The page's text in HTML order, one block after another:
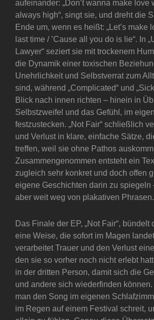
aufeinander: „Don’t wanna make love
always high“, singt sie, und dreht die
Ende um, wenn es heißt: „Let’s make
last time / ’Cause all you do is lie“. In
Lawyer“ seziert sie mit trockenem
die Dynamik einer toxischen
Unehrlichkeit und Selbstverrat zum
sind, während „Complicated“ und
Blick nach innen richten – hinein in
Selbstzweifel und das Gefühl, im
festzustecken. „Not Fair“ schließlich
und Verlust in klare, einfache Sätze,
treffen, weil sie ohne Pathos
Zusammengenommen entsteht ein
zugleich sehr konkret und doch offen
eigene Geschichten darin zu spiegeln
aber weit weg von plakativen Phrasen.
Das Finale der EP, „Not Fair“, bündelt
eine Weise, die sofort im Magen
verarbeitet Trauer und den Verlust
den sie so vorher noch nicht erlebt
in der dritten Person, damit sich die
und andere sich wiederfinden
man den Song im eigenen
im Regen auf einem Festival schreit,